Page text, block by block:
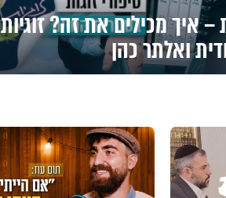
איך מכילים את זה? זוגיות
ואלתר כהן